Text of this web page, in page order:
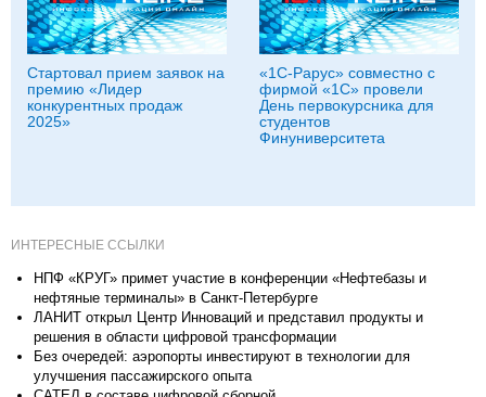
Стартовал прием заявок на
премию «Лидер
конкурентных продаж
2025»
«1С-Рарус» совместно с
фирмой «1С» провели
День первокурсника для
студентов
Финуниверситета
ИНТЕРЕСНЫЕ ССЫЛКИ
НПФ «КРУГ» примет участие в конференции «Нефтебазы и
нефтяные терминалы» в Санкт-Петербурге
ЛАНИТ открыл Центр Инноваций и представил продукты и
решения в области цифровой трансформации
Без очередей: аэропорты инвестируют в технологии для
улучшения пассажирского опыта